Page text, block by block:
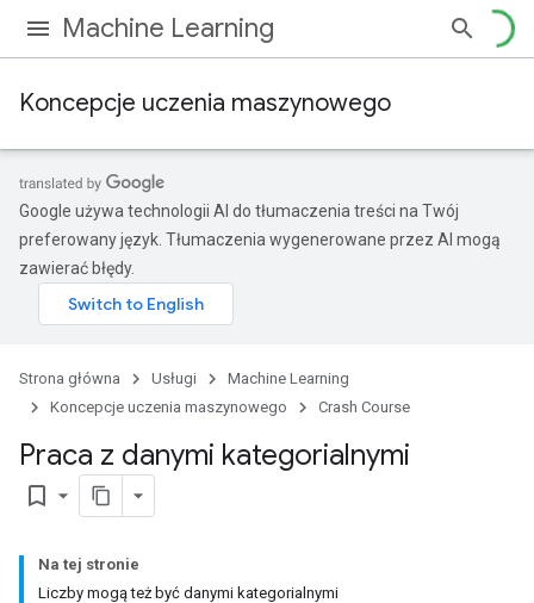
Machine Learning
Koncepcje uczenia maszynowego
Google używa technologii AI do tłumaczenia treści na Twój
preferowany język. Tłumaczenia wygenerowane przez AI mogą
zawierać błędy.
Strona główna Usługi
Machine Learning
Koncepcje uczenia maszynowego
Crash Course
Praca z danymi kategorialnymi
bookmark_border
Na tej stronie
Liczby mogą też być danymi kategorialnymi